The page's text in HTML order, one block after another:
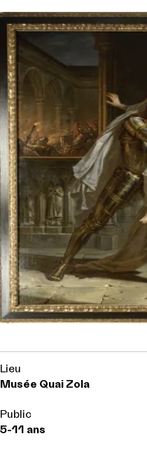
Lieu
Musée Quai Zola
Public
5-11 ans